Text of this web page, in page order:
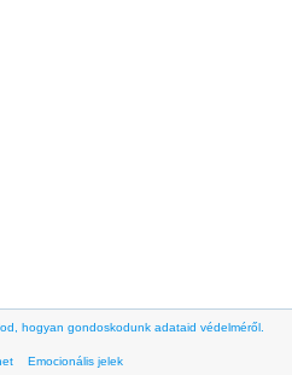
hogyan gondoskodunk adataid védelméről.
Emocionális jelek